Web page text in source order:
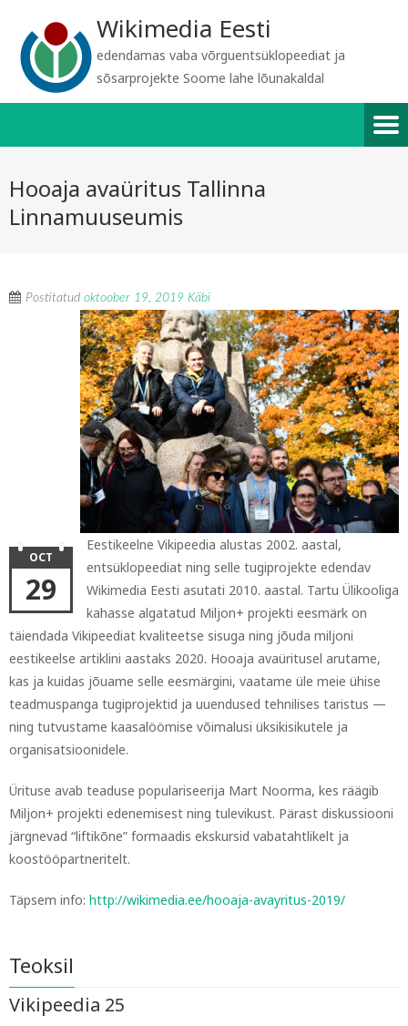
Wikimedia Eesti
edendamas vaba võrguentsüklopeediat ja
sõsarprojekte Soome lahe lõunakaldal
Hooaja avaüritus Tallinna
Linnamuuseumis
Postitatud oktoober 19, 2019 Käbi
OCT
29
Eestikeelne Vikipeedia alustas 2002. aastal,
entsüklopeediat ning selle tugiprojekte edendav
Wikimedia Eesti asutati 2010. aastal. Tartu Ülikooliga
kahasse algatatud Miljon+ projekti eesmärk on
täiendada Vikipeediat kvaliteetse sisuga ning jõuda miljoni
eestikeelse artiklini aastaks 2020. Hooaja avaüritusel arutame,
kas ja kuidas jõuame selle eesmärgini, vaatame üle meie ühise
teadmuspanga tugiprojektid ja uuendused tehnilises taristus —
ning tutvustame kaasalöömise võimalusi üksikisikutele ja
organisatsioonidele.
Ürituse avab teaduse populariseerija Mart Noorma, kes räägib
Miljon+ projekti edenemisest ning tulevikust. Pärast diskussiooni
järgnevad “liftikõne” formaadis ekskursid vabatahtlikelt ja
koostööpartneritelt.
Täpsem info: http://wikimedia.ee/hooaja-avayritus-2019/
Teoksil
Vikipeedia 25